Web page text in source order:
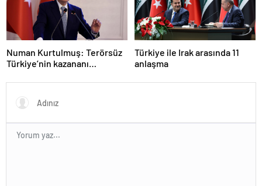
Numan Kurtulmuş: Terörsüz
Türkiye’nin kazananı
Türkiye ile Irak arasında 11
anlaşma